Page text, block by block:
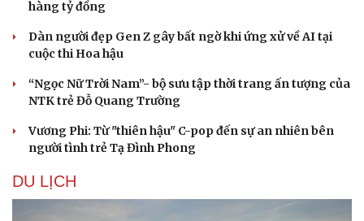
Văn hóa
Văn học
Âm nhạc
Giải trí
Sao Việt
hàng tỷ đồng
Dàn người đẹp Gen Z gây bất ngờ khi ứng xử về AI tại
cuộc thi Hoa hậu
“Ngọc Nữ Trời Nam”- bộ sưu tập thời trang ấn tượng của
NTK trẻ Đỗ Quang Trường
Vương Phi: Từ "thiên hậu" C-pop đến sự an nhiên bên
người tình trẻ Tạ Đình Phong
DU LỊCH